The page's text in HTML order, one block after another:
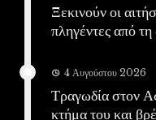
Ξεκινούν οι
πληγέντες από
4 Αυγούστου 2026
Τραγωδία στον
κτήμα του και